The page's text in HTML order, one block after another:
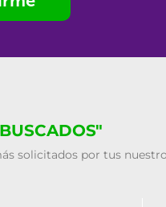
solicitados por tus